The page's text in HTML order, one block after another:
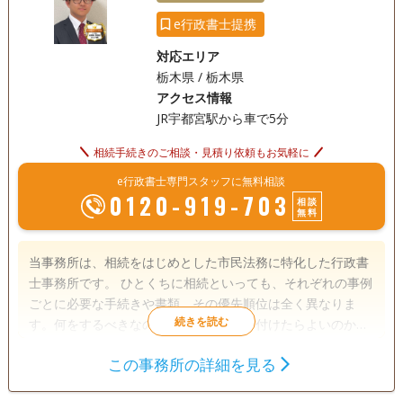
e行政書士提携
対応エリア
栃木県 / 栃木県
アクセス情報
JR宇都宮駅から車で5分
相続手続きのご相談・見積り依頼もお気軽に
e行政書士専門スタッフに無料相談
0120-919-703
相談
無料
当事務所は、相続をはじめとした市民法務に特化した行政書
士事務所です。 ひとくちに相続といっても、それぞれの事例
ごとに必要な手続きや書類、その優先順位は全く異なりま
す。何をするべきなのか、どこから手を付けたらよいのか、
当事務所にご相談ください。生命保険や銀行手続き、不動産
遺産分割
この事務所の詳細を見る